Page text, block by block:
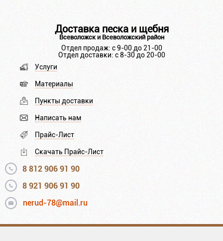
Доставка песка и щебня
Всеволожск и Всеволожский район
Отдел продаж: с 9-00 до 21-00
Отдел доставки: с 8-30 до 20-00
Услуги
Материалы
Пункты доставки
Написать нам
Прайс-Лист
Скачать Прайс-Лист
8 812 906 91 90
8 921 906 91 90
nerud-78@mail.ru